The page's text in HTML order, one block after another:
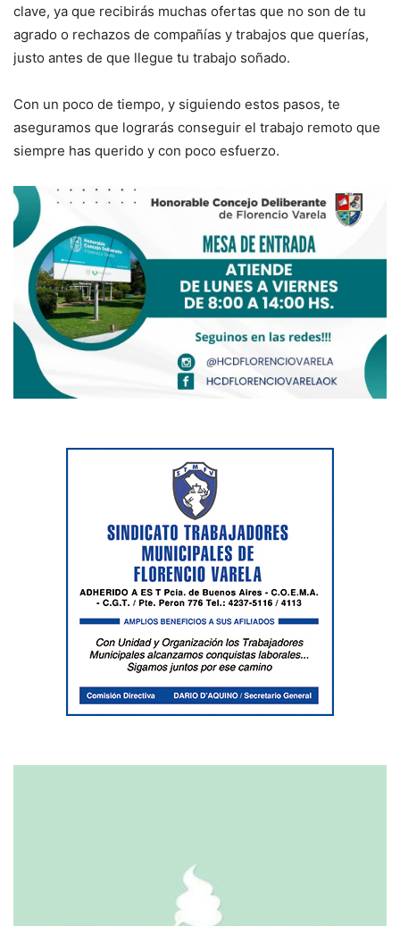
clave, ya que recibirás muchas ofertas que no son de tu
agrado o rechazos de compañías y trabajos que querías,
justo antes de que llegue tu trabajo soñado.
Con un poco de tiempo, y siguiendo estos pasos, te
aseguramos que lograrás conseguir el trabajo remoto que
siempre has querido y con poco esfuerzo.